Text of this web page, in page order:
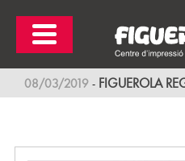
08/03/2019 - FIGUEROLA